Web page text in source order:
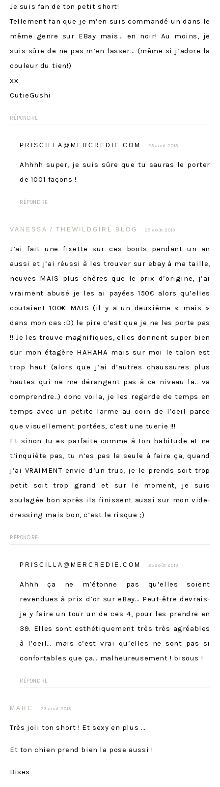
Je suis fan de ton petit short!
Tellement fan que je m’en suis commandé un dans le
même genre sur EBay mais… en noir! Au moins, je
suis sûre de ne pas m’en lasser… (même si j’adore la
couleur du tien!)
xx
CutieGushi
RÉPONDRE
PRISCILLA@MERCREDIE.COM 25 août 2013
Ahhhh super, je suis sûre que tu sauras le porter
de 1001 façons !
RÉPONDRE
VANESSA / THEWILDGIRL BLOG 23 août 2013
J’ai fait une fixette sur ces boots pendant un an
aussi et j’ai réussi à les trouver sur ebay à ma taille,
neuves MAIS plus chères que le prix d’origine, j’ai
vraiment abusé je les ai payées 150€ alors qu’elles
coutaient 100€ MAIS (il y a un deuxième « mais »
dans mon cas :D) le pire c’est que je ne les porte pas
!! Je les trouve magnifiques, elles donnent super bien
sur mon étagère HAHAHA mais sur moi le talon est
trop haut (alors que j’ai d’autres chaussures plus
hautes qui ne me dérangent pas à ce niveau la.. va
comprendre..) donc voila, je les regarde de temps en
temps avec un petite larme au coin de l’oeil parce
que visuellement portées, c’est une tuerie !!!
Et sinon tu es parfaite comme à ton habitude et ne
t’inquiète pas, tu n’es pas la seule à faire ça, quand
j’ai VRAIMENT envie d’un truc, je le prends soit trop
petit soit trop grand et sur le moment, je suis
soulagée bon après ils finissent aussi sur mon vide-
dressing mais bon, c’est le risque ;)
RÉPONDRE
PRISCILLA@MERCREDIE.COM 25 août 2013
Ahhh ça ne m’étonne pas qu’elles soient
revendues à prix d’or sur eBay… Peut-être devrais-
je y faire un tour un de ces 4, pour les prendre en
39. Elles sont esthétiquement très très agréables
à l’oeil… mais c’est vrai qu’elles ne sont pas si
confortables que ça… malheureusement ! bisous !
RÉPONDRE
MARC 23 août 2013
Très joli ton short ! Et sexy en plus …
Et ton chien prend bien la pose aussi !
Bises